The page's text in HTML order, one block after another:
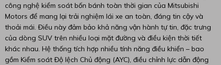
công nghệ kiểm soát bốn bánh toàn thời gian của Mitsubishi
Motors để mang lại trải nghiệm lái xe an toàn, đáng tin cậy và
thoải mái. Điều này đảm bảo khả năng vận hành tự tin, đặc trưng
của dòng SUV trên nhiều loại mặt đường và điều kiện thời tiết
khác nhau. Hệ thống tích hợp nhiều tính năng điều khiển – bao
gồm Kiểm soát Độ lệch Chủ động (AYC), điều chỉnh lực dẫn động